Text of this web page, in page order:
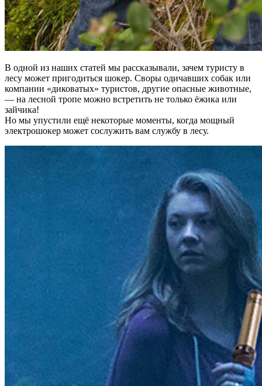
В одной из наших статей мы рассказывали, зачем туристу в
лесу может пригодиться шокер. Своры одичавших собак или
компании «диковатых» туристов, другие опасные животные,
— на лесной тропе можно встретить не только ёжика или
зайчика!
Но мы упустили ещё некоторые моменты, когда мощный
электрошокер может сослужить вам службу в лесу.